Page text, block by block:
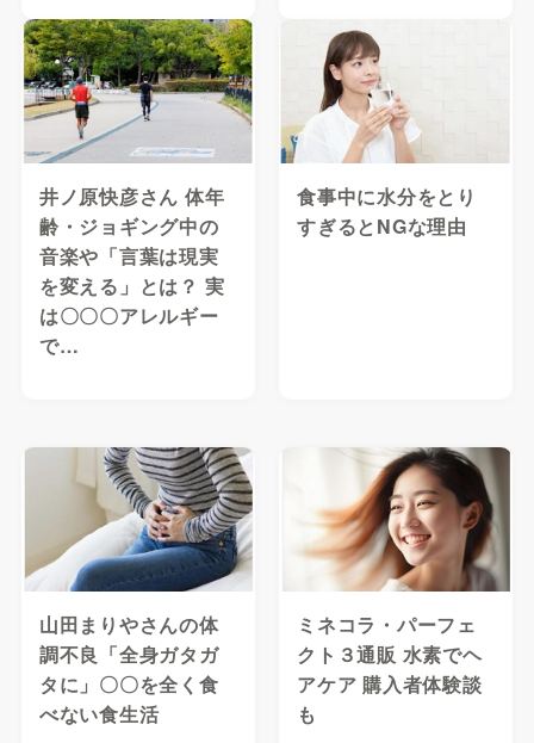
井ノ原快彦さん 体年
齢・ジョギング中の
音楽や「言葉は現実
を変える」とは？ 実
は〇〇〇アレルギー
で…
食事中に水分をとり
すぎるとNGな理由
山田まりやさんの体
調不良「全身ガタガ
タに」〇〇を全く食
べない食生活
ミネコラ・パーフェ
クト３通販 水素でヘ
アケア 購入者体験談
も